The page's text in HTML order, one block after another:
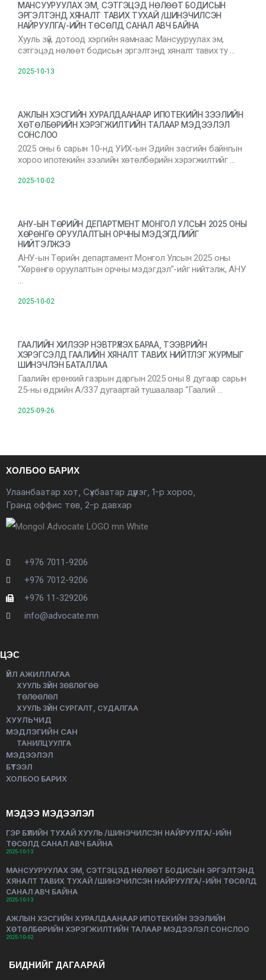
МАНСУУРУУЛАХ ЭМ, СЭТГЭЦЭД НӨЛӨӨТ БОДИСЫН
ЭРГЭЛТЭНД ХЯНАЛТ ТАВИХ ТУХАЙ /ШИНЭЧИЛСЭН
НАЙРУУЛГА/-ИЙН ТӨСӨЛД САНАЛ АВЧ БАЙНА
Хууль зүй, дотоод хэргийн яамнаас Мансууруулах эм,
сэтгэцэд нөлөөт бодисын эргэлтэнд хяналт тавих ту …
2025-10-13
АЖЛЫН ХЭСГИЙН ХУРАЛДААНААР ИПОТЕКИЙН ЗЭЭЛИЙН
ХӨТӨЛБӨРИЙН ХЭРЭГЖИЛТИЙН ТАЛААР МЭДЭЭЛЭЛ
СОНСЛОО
2025 оны 6 сарын 10-нд УИХ-ын Эдийн засгийн байнгын
хороо ипотекийн зээлийн хөтөлбөрийн хэрэгжилтийг …
2025-10-02
АНУ-ЫН ТӨРИЙН ДЕПАРТМЕНТ МОНГОЛ УЛСЫН 2025 ОНЫ
ХӨРӨНГӨ ОРУУЛАЛТЫН ОРЧНЫ МЭДЭГДЛИЙГ
НИЙТЭЛЖЭЭ
АНУ-ын Төрийн департамент Монгол Улсын 2025 оны
“Хөрөнгө оруулалтын орчны мэдэгдэл”-ийг нийтэлж, АНУ
…
2025-10-02
ГААЛИЙН ХИЛЭЭР НЭВТРҮҮЛЭХ БАРАА, ТЭЭВРИЙН
ХЭРЭГСЭЛД ГААЛИЙН ХЯНАЛТ ТАВИХ НИЙТЛЭГ ЖУРМЫГ
ШИНЭЧЛЭН БАТАЛЛАА
Гаалийн ерөнхий газрын даргын 2025 оны 8 дугаар сарын
25-ны өдрийн А/337 дугаартай тушаалаар “Гаалий …
2025-09-26
ХОЛБОО БАРИХ
Улаанбаатар хот, Сүхбаатар дүүрэг, 1-р хороо,
Гранд оффис төв, 2-р давхар
+976 7011-9206
+976 7012-9206
+976 11-329206
info@advocate.mn
ЦЭС
ҮЙЛ АЖИЛЛАГАА
ХУУЛЬ ЗҮЙН ЗӨВЛӨГӨӨ
ТӨЛӨӨЛӨЛ
ХУУЛЬ ЗҮЙН СУРГАЛТ, СУДАЛГАА
ХУУЛЬЧИД
МЭДЛЭГИЙН САН
ТАНИЛЦУУЛГА
МЭДЭЭЛЭЛ
БҮТЭЭЛ
ХОЛБОО БАРИХ
МЭДЭЭ МЭДЭЭЛЭЛ
ГЭР БҮЛИЙН ТУХАЙ ХУУЛЬ /ШИНЭЧИЛСЭН НАЙРУУЛГА/-ИЙН
ТӨСӨЛД САНАЛ АВЧ БАЙНА
2025-10-13
МАНСУУРУУЛАХ ЭМ, СЭТГЭЦЭД НӨЛӨӨТ БОДИСЫН ЭРГЭЛТЭНД
ХЯНАЛТ ТАВИХ ТУХАЙ /ШИНЭЧИЛСЭН НАЙРУУЛГА/-ИЙН ТӨСӨЛД
САНАЛ АВЧ БАЙНА
2025-10-13
АЖЛЫН ХЭСГИЙН ХУРАЛДААНААР ИПОТЕКИЙН ЗЭЭЛИЙН
ХӨТӨЛБӨРИЙН ХЭРЭГЖИЛТИЙН ТАЛААР МЭДЭЭЛЭЛ СОНСЛОО
2025-10-02
БИДНИЙГ ДАГААРАЙ